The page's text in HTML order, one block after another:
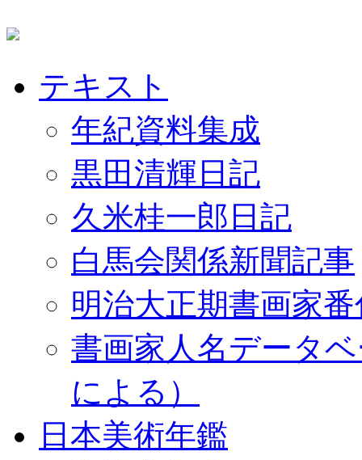
テキスト
年紀資料集成
黒田清輝日記
久米桂一郎日記
白馬会関係新聞記事
明治大正期書画家
書画家人名データ
による）
日本美術年鑑